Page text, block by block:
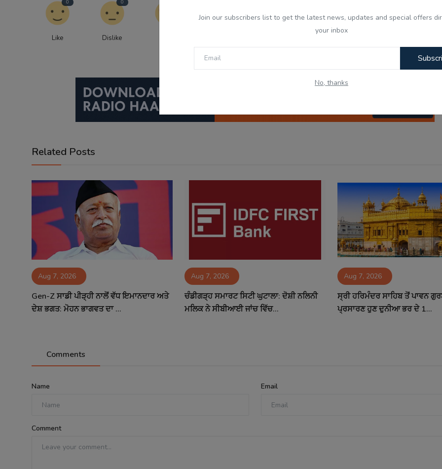
Join our subscribers list to get the latest news, updates and special offers
your inbox
No, thanks
0
Like
0
Dislike
Related Posts
Aug 7, 2026
Gen-Z ਸਾਡੀ ਪੀੜ੍ਹੀ ਨਾਲੋਂ ਵੱਧ ਇਮਾਨਦਾਰ ਅਤੇ
ਦੇਸ਼ ਭਗਤ: ਮੋਹਨ ਭਾਗਵਤ ਦਾ ...
Aug 7, 2026
ਚੰਡੀਗੜ੍ਹ ਸਮਾਰਟ ਸਿਟੀ ਘੁਟਾਲਾ: ਦੋਸ਼ੀ ਨਲਿਨੀ
ਮਲਿਕ ਨੇ ਸੀਬੀਆਈ ਜਾਂਚ ਵਿੱਚ...
Aug 7, 2026
ਸ੍ਰੀ ਹਰਿਮੰਦਰ ਸਾਹਿਬ ਤੋਂ ਪਾਵਨ
ਪ੍ਰਸਾਰਣ ਹੁਣ ਦੁਨੀਆ ਭਰ ਦੇ 1...
Comments
Name Email
Comment